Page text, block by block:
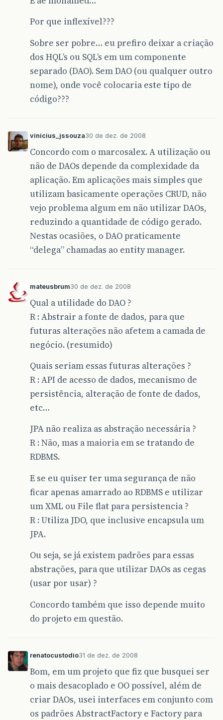
Por que inflexível???
Sobre ser pobre… eu prefiro deixar a criação
dos HQL’s ou SQL’s em um componente
separado (DAO). Sem DAO (ou qualquer outro
nome), onde você colocaria este tipo de
código???
vinicius_jssouza30 de dez. de 2008
Concordo com o marcosalex. A utilização ou
não de DAOs depende da complexidade da
aplicação. Em aplicações mais simples que
utilizam basicamente operações CRUD, não
vejo problema algum em não utilizar DAOs,
reduzindo a quantidade de código gerado.
Nestas ocasiões, o DAO praticamente
“delega” chamadas ao entity manager.
mateusbrum30 de dez. de 2008
Qual a utilidade do DAO ?
R : Abstrair a fonte de dados, para que
futuras alterações não afetem a camada de
negócio. (resumido)
Quais seriam essas futuras alterações ?
R : API de acesso de dados, mecanismo de
persistência, alteração de fonte de dados,
etc…
JPA não realiza as abstração necessária ?
R : Não, mas a maioria em se tratando de
RDBMS.
E se eu quiser ter uma segurança de não
ficar apenas amarrado ao RDBMS e utilizar
um XML ou File flat para persistencia ?
R : Utiliza JDO, que inclusive encapsula um
JPA.
Ou seja, se já existem padrões para essas
abstrações, para que utilizar DAOs as cegas
(usar por usar) ?
Concordo também que isso depende muito
do projeto em questão.
renatocustodio31 de dez. de 2008
Bom, em um projeto que fiz que busquei ser
o mais desacoplado e OO possível, além de
criar DAOs, usei interfaces em conjunto com
os padrões AbstractFactory e Factory para